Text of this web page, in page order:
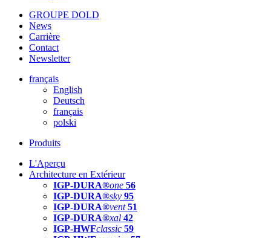
GROUPE DOLD
News
Carrière
Contact
Newsletter
français
English
Deutsch
français
polski
Produits
L'Aperçu
Architecture en Extérieur
IGP-DURA®one 56
IGP-DURA®sky 95
IGP-DURA®vent 51
IGP-DURA®xal 42
IGP-HWFclassic 59